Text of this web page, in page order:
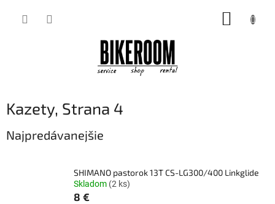
Kazety, Strana 4
Najpredávanejšie
SHIMANO pastorok 13T CS-LG300/400 Linkglide
Skladom (2 ks)
8 €